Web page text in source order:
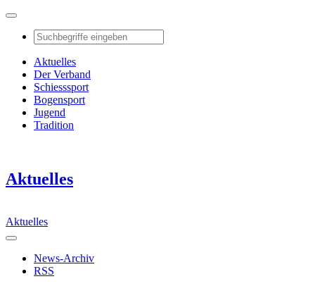
Aktuelles
Der Verband
Schiesssport
Bogensport
Jugend
Tradition
Aktuelles
Aktuelles
News-Archiv
RSS